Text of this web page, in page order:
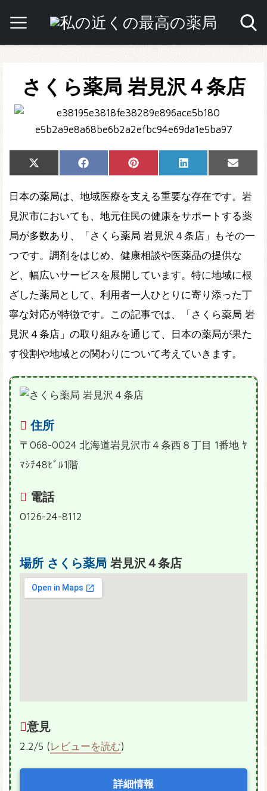
さくら薬局 岩見沢４条店
Share
on
X
(Twitter)
Share
on
Facebook Share
on
Pinterest Share
on
LinkedIn
Share
on
Email
日本の薬局は、地域医療を支える重要な存在です。岩
見沢市においても、地元住民の健康をサポートする薬
局が多数あり、「さくら薬局 岩見沢４条店」もその一
つです。調剤をはじめ、健康相談や医薬品の提供な
ど、幅広いサービスを展開しています。特に地域に根
ざした薬局として、利用者一人ひとりに寄り添った丁
寧な対応が特徴です。この記事では、「さくら薬局 岩
見沢４条店」の取り組みを通じて、日本の薬局が果た
す役割や地域との関わりについて考えていきます。
住所
〒068-0024 北海道岩見沢市４条西８丁目 1番地 ﾔ
ﾏｼﾁ48ﾋﾞﾙ1階
電話
0126-24-8112
場所 さくら薬局 岩見沢４条店
意見
2.2/5 (レビューを読む)
詳細情報